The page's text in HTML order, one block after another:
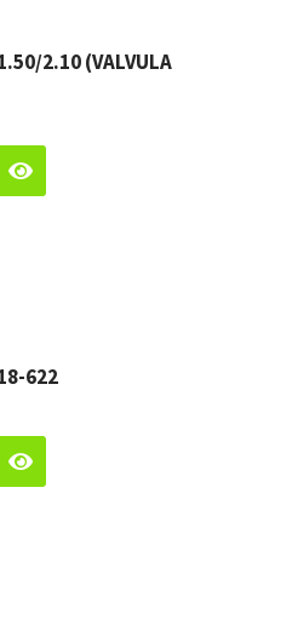
2.10 (VALVULA
622